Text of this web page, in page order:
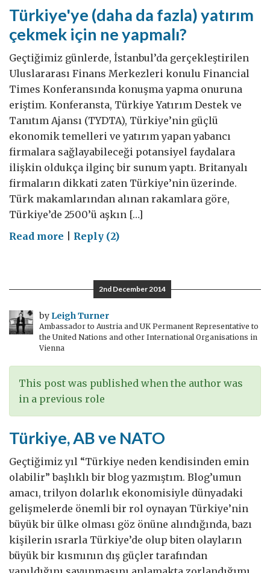
Türkiye'ye (daha da fazla) yatırım
çekmek için ne yapmalı?
Geçtiğimiz günlerde, İstanbul’da gerçekleştirilen
Uluslararası Finans Merkezleri konulu Financial
Times Konferansında konuşma yapma onuruna
eriştim. Konferansta, Türkiye Yatırım Destek ve
Tanıtım Ajansı (TYDTA), Türkiye’nin güçlü
ekonomik temelleri ve yatırım yapan yabancı
firmalara sağlayabileceği potansiyel faydalara
ilişkin oldukça ilginç bir sunum yaptı. Britanyalı
firmaların dikkati zaten Türkiye’nin üzerinde.
Türk makamlarından alınan rakamlara göre,
Türkiye’de 2500’ü aşkın […]
Read more on
yatırım
çekmek
için
yapmalı?
Reply (2)
2nd December 2014
by Leigh Turner
Ambassador to Austria and UK Permanent Representative to
the United Nations and other International Organisations in
Vienna
This post was published when the author was
in a previous role
Türkiye, AB ve NATO
Geçtiğimiz yıl “Türkiye neden kendisinden emin
olabilir” başlıklı bir blog yazmıştım. Blog’umun
amacı, trilyon dolarlık ekonomisiyle dünyadaki
gelişmelerde önemli bir rol oynayan Türkiye’nin
büyük bir ülke olması göz önüne alındığında, bazı
kişilerin ısrarla Türkiye’de olup biten olayların
büyük bir kısmının dış güçler tarafından